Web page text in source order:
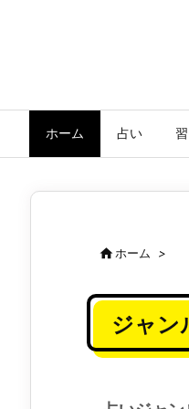
ホーム 占い
ホーム >
ジャン